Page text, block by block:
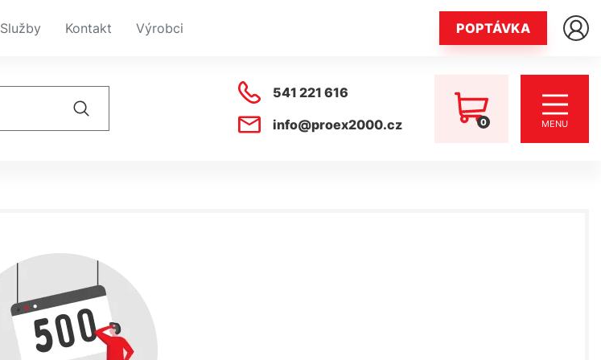
Služby Kontakt Výrobci POPTÁVKA
541 221 616
info@proex2000.cz
0 MENU